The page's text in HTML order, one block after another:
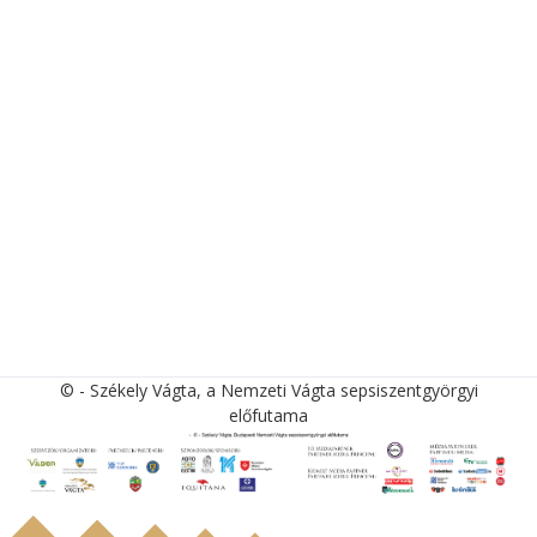
© - Székely Vágta, a Nemzeti Vágta sepsiszentgyörgyi
előfutama